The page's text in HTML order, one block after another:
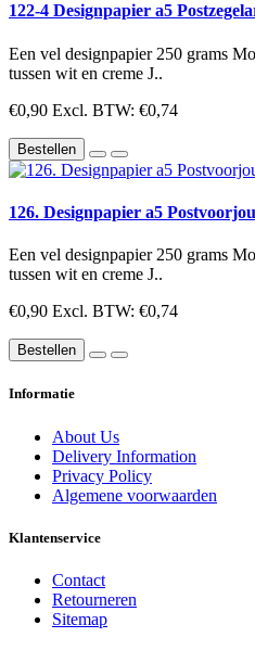
122-4 Designpapier a5
Een vel designpapier 250 grams
tussen wit en creme J..
€0,90 Excl. BTW: €0,74
Bestellen
126. Designpapier a5 Postvoorjou
Een vel designpapier 250 grams
tussen wit en creme J..
€0,90 Excl. BTW: €0,74
Bestellen
Informatie
About Us
Delivery Information
Privacy Policy
Algemene voorwaarden
Klantenservice
Contact
Retourneren
Sitemap